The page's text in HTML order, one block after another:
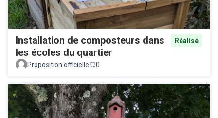
Installation de composteurs dans
les écoles du quartier
Réalisé
Proposition officielle 0